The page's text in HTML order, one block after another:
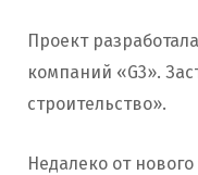
Проект
компаний «G3».
строительство».
Недалеко от